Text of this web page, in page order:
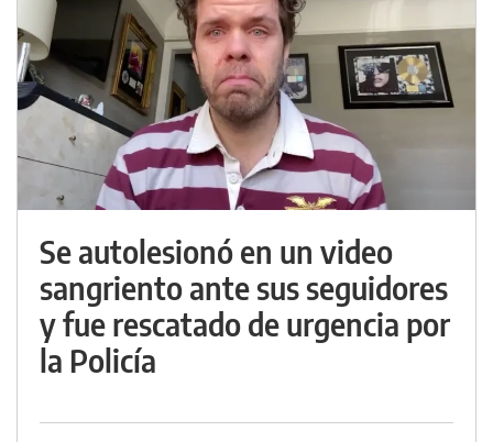
Se autolesionó en un video
sangriento ante sus seguidores
y fue rescatado de urgencia por
la Policía